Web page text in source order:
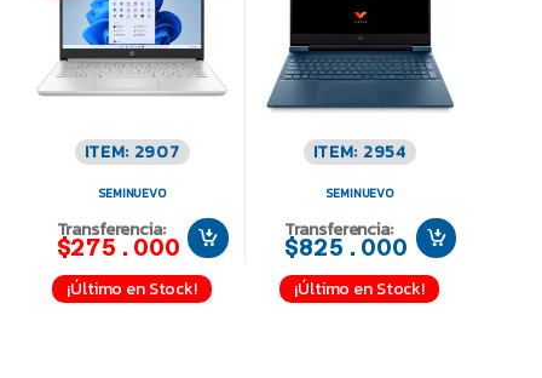
ITEM: 2907
SEMINUEVO
Transferencia:
$275.000
¡Último en Stock!
ITEM: 2954
SEMINUEVO
Transferencia:
$825.000
¡Último en Stock!